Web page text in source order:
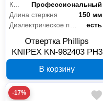
Класс товара
Профессиональный
Длина стержня
150 мм
есть
Отвертка Phillips
KNIPEX KN-982403 PH3
В корзину
-17%